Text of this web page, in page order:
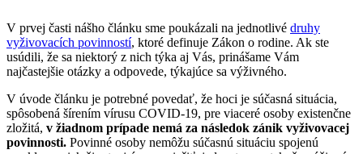
V prvej časti nášho článku sme poukázali na jednotlivé druhy
vyživovacích povinností, ktoré definuje Zákon o rodine. Ak ste
usúdili, že sa niektorý z nich týka aj Vás, prinášame Vám
najčastejšie otázky a odpovede, týkajúce sa výživného.
V úvode článku je potrebné povedať, že hoci je súčasná situácia,
spôsobená šírením vírusu COVID-19, pre viaceré osoby existenčne
zložitá, v žiadnom prípade nemá za následok zánik vyživovacej
povinnosti. Povinné osoby nemôžu súčasnú situáciu spojenú